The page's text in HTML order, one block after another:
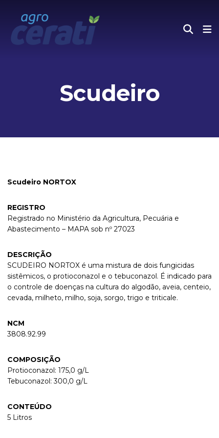
Scudeiro
Scudeiro NORTOX
REGISTRO
Registrado no Ministério da Agricultura, Pecuária e
Abastecimento – MAPA sob nº 27023
DESCRIÇÃO
SCUDEIRO NORTOX é uma mistura de dois fungicidas
sistêmicos, o protioconazol e o tebuconazol. É indicado para
o controle de doenças na cultura do algodão, aveia, centeio,
cevada, milheto, milho, soja, sorgo, trigo e triticale.
NCM
3808.92.99
COMPOSIÇÃO
Protioconazol: 175,0 g/L
Tebuconazol: 300,0 g/L
CONTEÚDO
5 Litros